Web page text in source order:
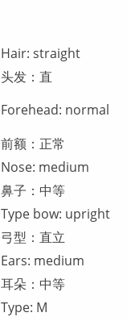
Hair: straight
头发：直
Forehead: normal
前额：正常
Nose: medium
鼻子：中等
Type bow: upright
弓型：直立
Ears: medium
耳朵：中等
Type: M